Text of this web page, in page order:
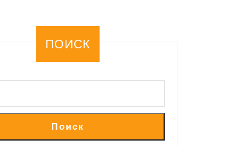
ПОИСК
Поиск